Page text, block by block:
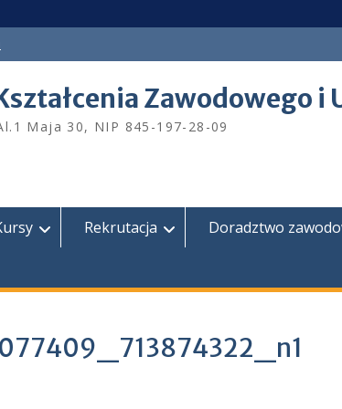
Zawodowego i
Maja 30, NIP 845-197-28-09
Rekrutacja Doradztwo